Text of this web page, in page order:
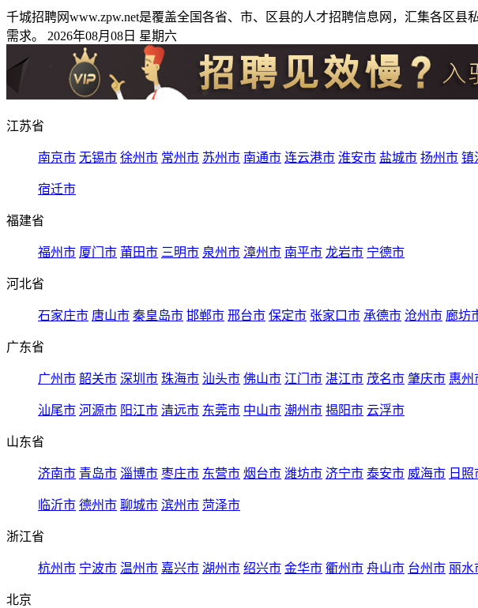
千城招聘网www.zpw.net是覆盖全国各省、市、区县的人才招聘信息网，汇集各区
需求。 2026年08月08日 星期六
江苏省
南京市 无锡市 徐州市 常州市 苏州市 南通市 连云港市 淮安市 盐城市 扬州市 镇
宿迁市
福建省
福州市 厦门市 莆田市 三明市 泉州市 漳州市 南平市 龙岩市 宁德市
河北省
石家庄市 唐山市 秦皇岛市 邯郸市 邢台市 保定市 张家口市 承德市 沧州市 廊坊
广东省
广州市 韶关市 深圳市 珠海市 汕头市 佛山市 江门市 湛江市 茂名市 肇庆市 惠州
汕尾市 河源市 阳江市 清远市 东莞市 中山市 潮州市 揭阳市 云浮市
山东省
济南市 青岛市 淄博市 枣庄市 东营市 烟台市 潍坊市 济宁市 泰安市 威海市 日照
临沂市 德州市 聊城市 滨州市 菏泽市
浙江省
杭州市 宁波市 温州市 嘉兴市 湖州市 绍兴市 金华市 衢州市 舟山市 台州市 丽水
北京